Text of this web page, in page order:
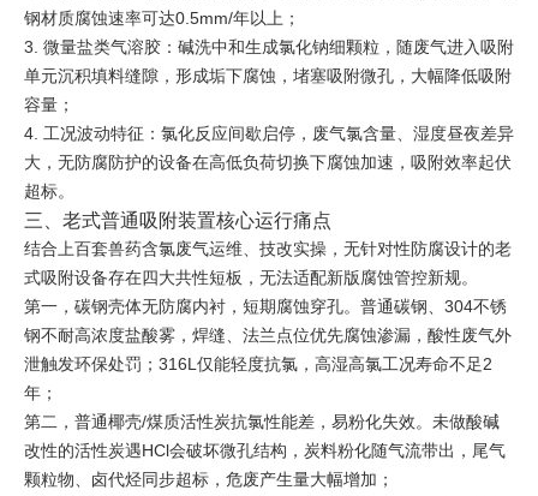
钢材质腐蚀速率可达0.5mm/年以上；
3. 微量盐类气溶胶：碱洗中和生成氯化钠细颗粒，随废气进入吸附
单元沉积填料缝隙，形成垢下腐蚀，堵塞吸附微孔，大幅降低吸附
容量；
4. 工况波动特征：氯化反应间歇启停，废气氯含量、湿度昼夜差异
大，无防腐防护的设备在高低负荷切换下腐蚀加速，吸附效率起伏
超标。
三、老式普通吸附装置核心运行痛点
结合上百套兽药含氯废气运维、技改实操，无针对性防腐设计的老
式吸附设备存在四大共性短板，无法适配新版腐蚀管控新规。
第一，碳钢壳体无防腐内衬，短期腐蚀穿孔。普通碳钢、304不锈
钢不耐高浓度盐酸雾，焊缝、法兰点位优先腐蚀渗漏，酸性废气外
泄触发环保处罚；316L仅能轻度抗氯，高湿高氯工况寿命不足2
年；
第二，普通椰壳/煤质活性炭抗氯性能差，易粉化失效。未做酸碱
改性的活性炭遇HCl会破坏微孔结构，炭料粉化随气流带出，尾气
颗粒物、卤代烃同步超标，危废产生量大幅增加；